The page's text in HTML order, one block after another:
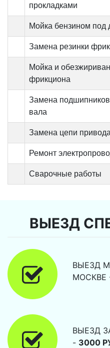
прокладками
Мойка бензином под
Замена резинки
Мойка и
фрикциона
Замена
вала
Замена цепи
Ремонт
Сварочные работы
ВЫЕЗД
ВЫЕЗД
МОСКВЕ
ВЫЕЗД
- 3000